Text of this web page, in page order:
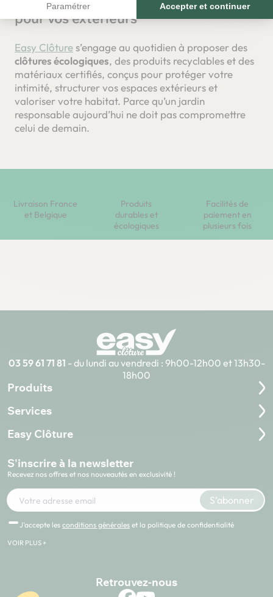
Paramétrer Accepter et continuer
pour vos extérieurs
Easy Clôtures’engage au quotidien à proposer des
clôtures écologiques, des produits recyclables et des
matériaux certifiés, conçus pour protéger votre
intimité, structurer vos espaces extérieurs et
valoriser votre habitat. Parce qu’un jardin
responsable aujourd’hui ne doit pas compromettre
celui de demain.
Livraison France
et Belgique
Produits
durables et
écologiques
Facilités de
paiement en
plusieurs fois
03 59 61 71 81 - du lundi au vendredi : 9h00-12h00 et 13h30-
18h00
S'inscrire à la newsletter
Recevez nos offres et nos nouveautés en exclusivité !
Votre adresse e-mail S’abonner
J'accepte les conditions générales et la politique de confidentialité
VOIR PLUS +
Produits
Services
Easy Clôture
Retrouvez-nous